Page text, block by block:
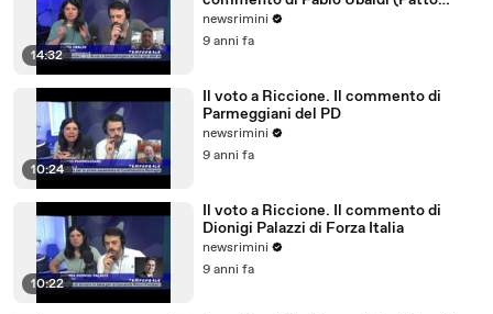
14:32
Civico Riccione)
newsrimini
9 anni fa
10:24
Il voto a Riccione. Il commento di
Parmeggiani del PD
newsrimini
9 anni fa
10:22
Il voto a Riccione. Il commento di
Dionigi Palazzi di Forza Italia
newsrimini
9 anni fa